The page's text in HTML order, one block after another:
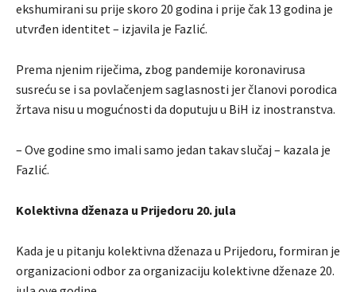
ekshumirani su prije skoro 20 godina i prije čak 13 godina je
utvrđen identitet – izjavila je Fazlić.
Prema njenim riječima, zbog pandemije koronavirusa
susreću se i sa povlačenjem saglasnosti jer članovi porodica
žrtava nisu u mogućnosti da doputuju u BiH iz inostranstva.
– Ove godine smo imali samo jedan takav slučaj – kazala je
Fazlić.
Kolektivna dženaza u Prijedoru 20. jula
Kada je u pitanju kolektivna dženaza u Prijedoru, formiran je
organizacioni odbor za organizaciju kolektivne dženaze 20.